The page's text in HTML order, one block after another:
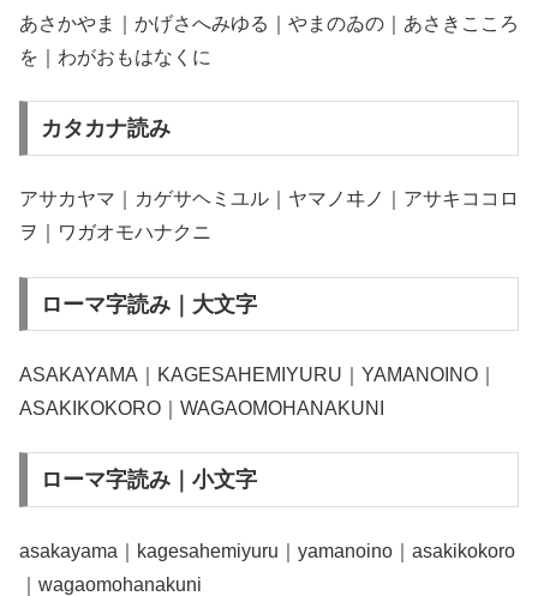
あさかやま｜かげさへみゆる｜やまのゐの｜あさきこころ
を｜わがおもはなくに
カタカナ読み
アサカヤマ｜カゲサヘミユル｜ヤマノヰノ｜アサキココロ
ヲ｜ワガオモハナクニ
ローマ字読み｜大文字
ASAKAYAMA｜KAGESAHEMIYURU｜YAMANOINO｜
ASAKIKOKORO｜WAGAOMOHANAKUNI
ローマ字読み｜小文字
asakayama｜kagesahemiyuru｜yamanoino｜asakikokoro
｜wagaomohanakuni